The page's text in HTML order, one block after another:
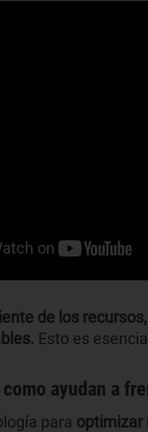
de los recursos,
Esto es
ayudan a
para optimizar